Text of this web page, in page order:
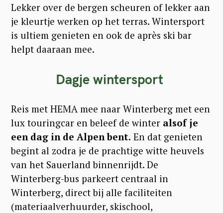
Lekker over de bergen scheuren of lekker aan
je kleurtje werken op het terras. Wintersport
is ultiem genieten en ook de après ski bar
helpt daaraan mee.
Dagje wintersport
Reis met HEMA mee naar Winterberg met een
lux touringcar en beleef de winter alsof je
een dag in de Alpen bent. En dat genieten
begint al zodra je de prachtige witte heuvels
van het Sauerland binnenrijdt. De
Winterberg-bus parkeert centraal in
Winterberg, direct bij alle faciliteiten
(materiaalverhuurder, skischool,